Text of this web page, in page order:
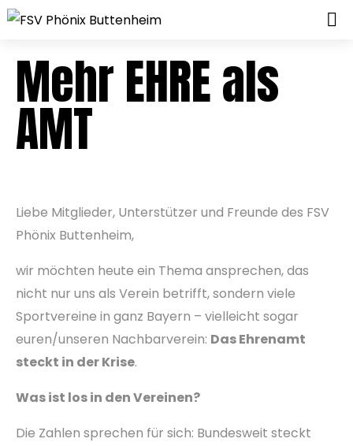
Mehr EHRE als
AMT
Liebe Mitglieder, Unterstützer und Freunde des FSV
Phönix Buttenheim,
wir möchten heute ein Thema ansprechen, das
nicht nur uns als Verein betrifft, sondern viele
Sportvereine in ganz Bayern – vielleicht sogar
euren/unseren Nachbarverein: Das Ehrenamt
steckt in der Krise.
Was ist los in den Vereinen?
Die Zahlen sprechen für sich: Bundesweit steckt